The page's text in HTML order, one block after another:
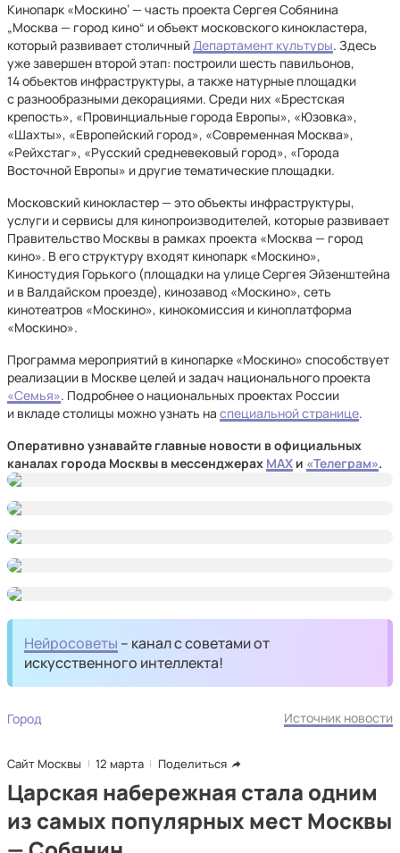
Кинопарк «Москино‘ — часть проекта Сергея Собянина
„Москва — город кино“ и объект московского кинокластера,
который развивает столичныйДепартамент культуры. Здесь
уже завершен второй этап: построили шесть павильонов,
14 объектов инфраструктуры, а также натурные площадки
с разнообразными декорациями. Среди них «Брестская
крепость», «Провинциальные города Европы», «Юзовка»,
«Шахты», «Европейский город», «Современная Москва»,
«Рейхстаг», «Русский средневековый город», «Города
Восточной Европы» и другие тематические площадки.
Московский кинокластер — это объекты инфраструктуры,
услуги и сервисы для кинопроизводителей, которые развивает
Правительство Москвы в рамках проекта «Москва — город
кино». В его структуру входят кинопарк «Москино»,
Киностудия Горького (площадки на улице Сергея Эйзенштейна
и в Валдайском проезде), кинозавод «Москино», сеть
кинотеатров «Москино», кинокомиссия и киноплатформа
«Москино».
Программа мероприятий в кинопарке «Москино» способствует
реализации в Москве целей и задач национального проекта
«Семья». Подробнее о национальных проектах России
и вкладе столицы можно узнать на специальной странице.
Оперативно узнавайте главные новости в официальных
каналах города Москвы в мессенджерах MAX и «Телеграм».
Нейросоветы – канал с советами от
искусственного интеллекта!
Город Источник новости
Сайт Москвы 12 марта Поделиться
Царская набережная стала одним
из самых популярных мест Москвы